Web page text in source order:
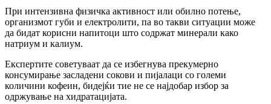
При интензивна физичка активност или обилно потење,
организмот губи и електролити, па во такви ситуации може
да бидат корисни напитоци што содржат минерали како
натриум и калиум.
Експертите советуваат да се избегнува прекумерно
консумирање засладени сокови и пијалаци со големи
количини кофеин, бидејќи тие не се најдобар избор за
одржување на хидратацијата.